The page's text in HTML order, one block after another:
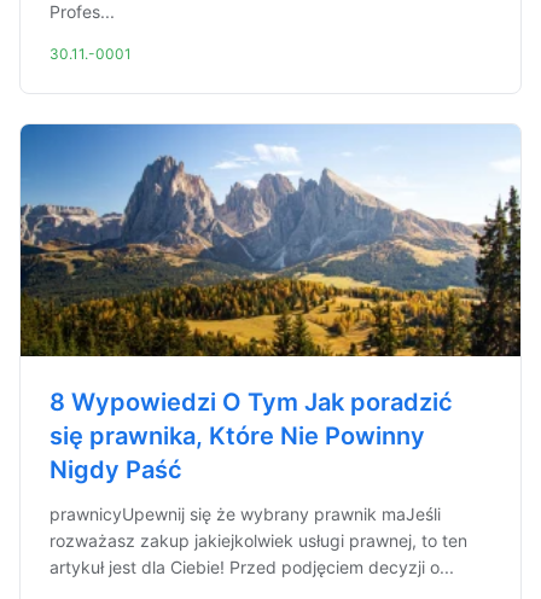
Profes...
30.11.-0001
8 Wypowiedzi O Tym Jak poradzić
się prawnika, Które Nie Powinny
Nigdy Paść
prawnicyUpewnij się że wybrany prawnik maJeśli
rozważasz zakup jakiejkolwiek usługi prawnej, to ten
artykuł jest dla Ciebie! Przed podjęciem decyzji o...